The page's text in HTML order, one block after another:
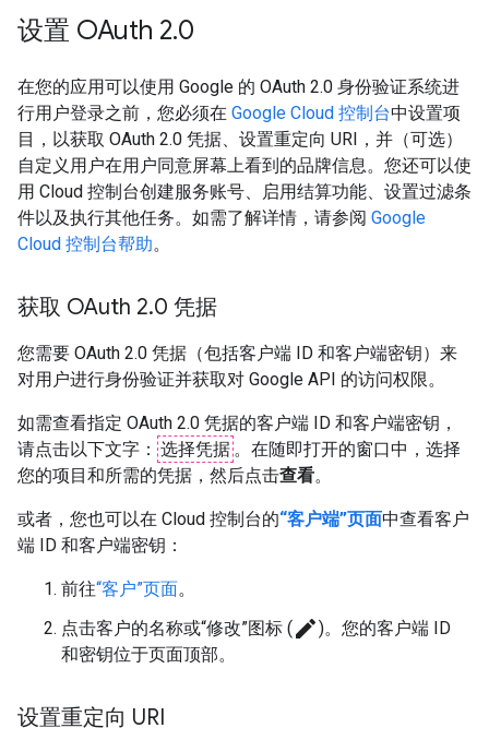
设置 OAuth 2.0
在您的应用可以使用 Google 的 OAuth 2.0 身份验证系统进
行用户登录之前，您必须在 Google Cloud 控制台中设置项
目，以获取 OAuth 2.0 凭据、设置重定向 URI，并（可选）
自定义用户在用户同意屏幕上看到的品牌信息。您还可以使
用 Cloud 控制台创建服务账号、启用结算功能、设置过滤条
件以及执行其他任务。如需了解详情，请参阅 Google
Cloud 控制台帮助。
获取 OAuth 2.0 凭据
您需要 OAuth 2.0 凭据（包括客户端 ID 和客户端密钥）来
对用户进行身份验证并获取对 Google API 的访问权限。
如需查看指定 OAuth 2.0 凭据的客户端 ID 和客户端密钥，
请点击以下文字： 选择凭据 。在随即打开的窗口中，选择
您的项目和所需的凭据，然后点击查看。
或者，您也可以在 Cloud 控制台的“客户端”页面中查看客户
端 ID 和客户端密钥：
前往“客户”页面。
点击客户的名称或“修改”图标 (create)。您的客户端 ID
和密钥位于页面顶部。
设置重定向 URI